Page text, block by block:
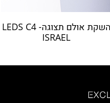
השקת אולם תצוגה- LEDS C4
ISRAEL